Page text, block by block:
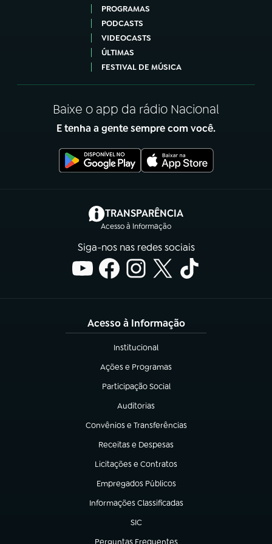
PROGRAMAS
PODCASTS
VIDEOCASTS
ÚLTIMAS
FESTIVAL DE MÚSICA
Baixe o app da rádio Nacional
E tenha a gente sempre com você.
TRANSPARÊNCIA
Acesso à Informação
(abre em nova aba)
Siga-nos nas redes sociais
Acesso à Informação
Institucional
(abre em nova aba)
Ações e Programas
(abre em nova aba)
Participação Social
(abre em nova aba)
Auditorias
(abre em nova aba)
Convênios e Transferências
(abre em nova aba)
Receitas e Despesas
(abre em nova aba)
Licitações e Contratos
(abre em nova aba)
Empregados Públicos
(abre em nova aba)
Informações Classificadas
(abre em nova aba)
SIC
(abre em nova aba)